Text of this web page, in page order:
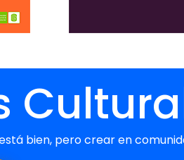
bien, pero crear en